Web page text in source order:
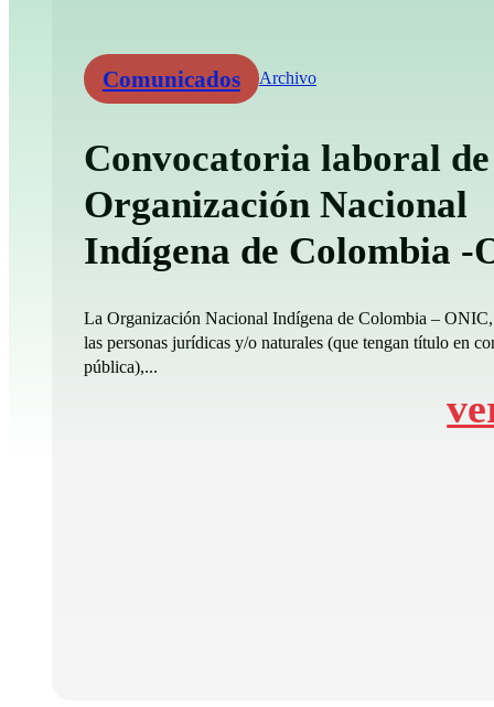
Comunicados Archivo
Convocatoria laboral
Organización Nacional
Indígena de Colombia -
La Organización Nacional Indígena de Colombia – ONIC,
las personas jurídicas y/o naturales (que tengan título en
pública),...